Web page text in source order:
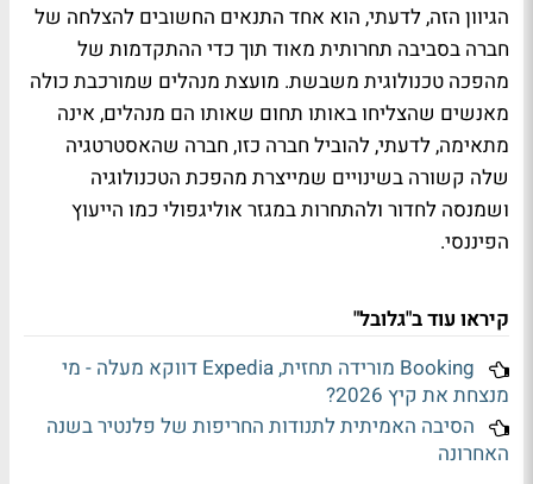
הגיוון הזה, לדעתי, הוא אחד התנאים החשובים להצלחה של
חברה בסביבה תחרותית מאוד תוך כדי ההתקדמות של
מהפכה טכנולוגית משבשת. מועצת מנהלים שמורכבת כולה
מאנשים שהצליחו באותו תחום שאותו הם מנהלים, אינה
מתאימה, לדעתי, להוביל חברה כזו, חברה שהאסטרטגיה
שלה קשורה בשינויים שמייצרת מהפכת הטכנולוגיה
ושמנסה לחדור ולהתחרות במגזר אוליגפולי כמו הייעוץ
הפיננסי.
קיראו עוד ב"גלובל"
Booking מורידה תחזית, Expedia דווקא מעלה - מי
מנצחת את קיץ 2026?
הסיבה האמיתית לתנודות החריפות של פלנטיר בשנה
האחרונה